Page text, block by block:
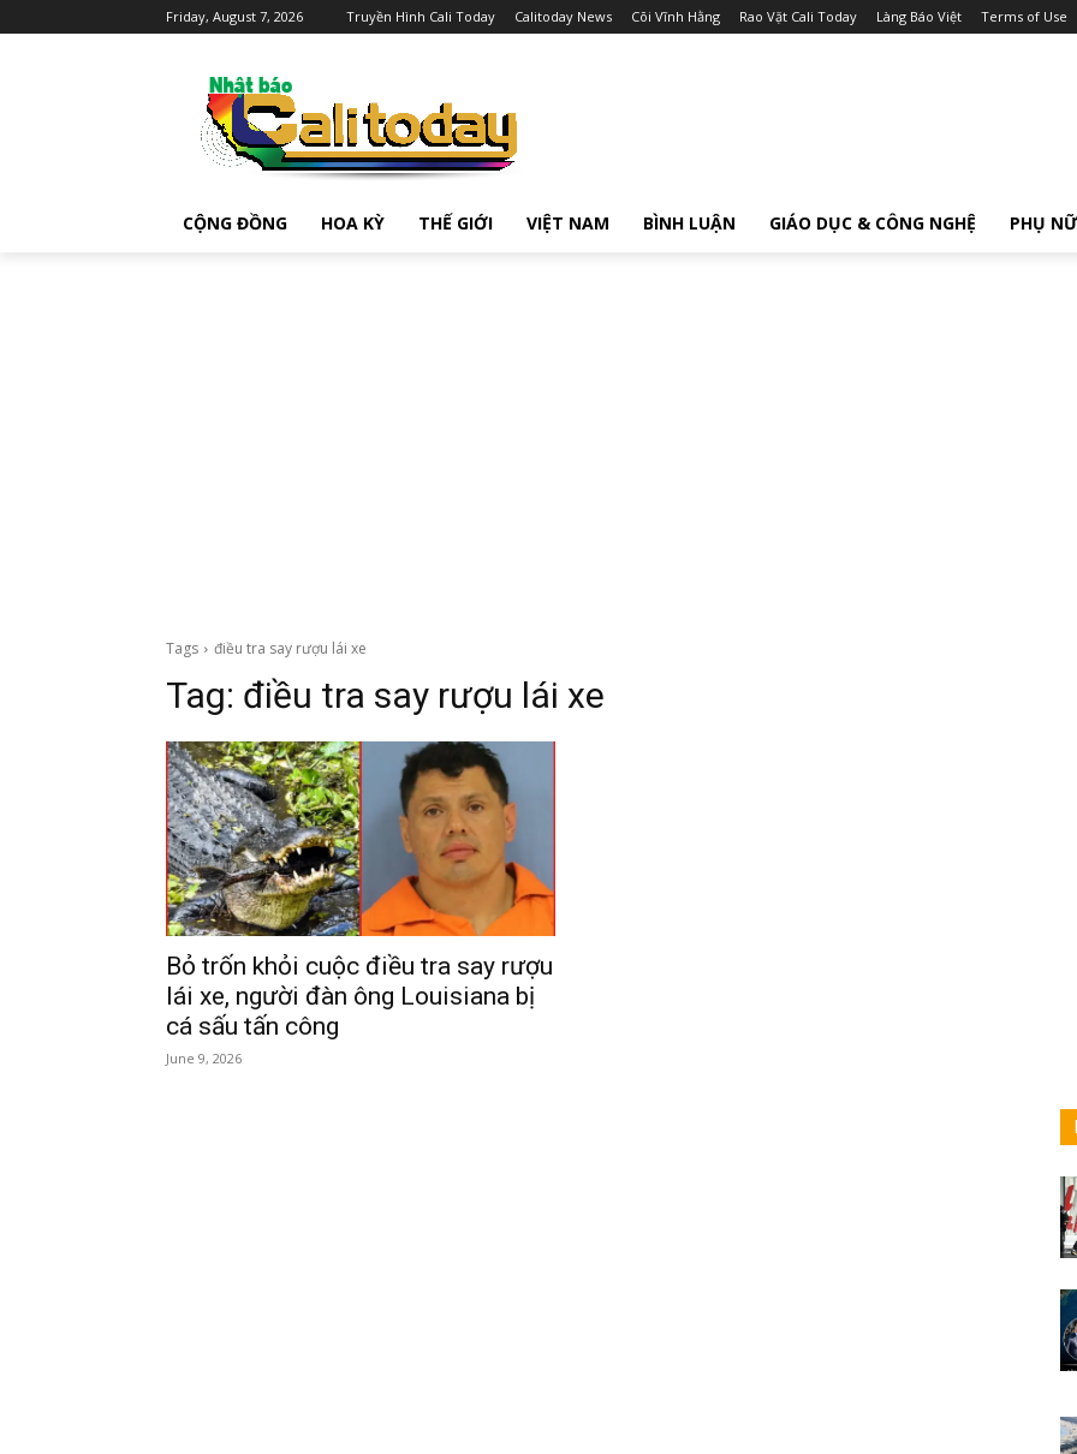
Friday, August 7, 2026 Truyền Hình Cali Today Calitoday News Cõi Vĩnh Hằng Rao Vặt Cali Today Làng Báo Việt Terms of Use
CỘNG ĐỒNG HOA KỲ THẾ GIỚI VIỆT NAM BÌNH LUẬN GIÁO DỤC & CÔNG NGHỆ PHỤ NỮ
Tags điều tra say rượu lái xe
Tag: điều tra say rượu lái xe
Bỏ trốn khỏi cuộc điều tra say rượu
lái xe, người đàn ông Louisiana bị
cá sấu tấn công
June 9, 2026